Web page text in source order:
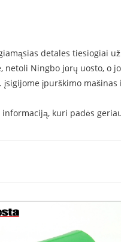
detales tiesiogiai
Ningbo jūrų uosto, o
įpurškimo
kuri padės